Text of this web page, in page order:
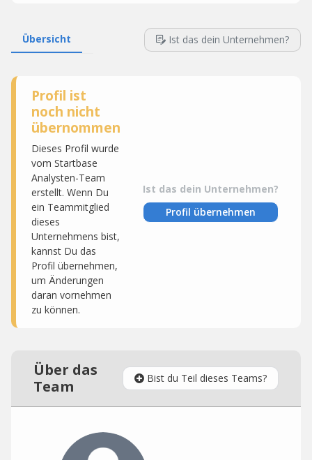
Übersicht Ist das dein Unternehmen?
Profil ist
noch nicht
übernommen
Dieses Profil wurde
vom Startbase
Analysten-Team
erstellt. Wenn Du
ein Teammitglied
dieses
Unternehmens bist,
kannst Du das
Profil übernehmen,
um Änderungen
daran vornehmen
zu können.
Ist das dein Unternehmen?
Profil übernehmen
Über das
Team
Bist du Teil dieses Teams?